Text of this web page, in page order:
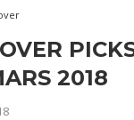
2018